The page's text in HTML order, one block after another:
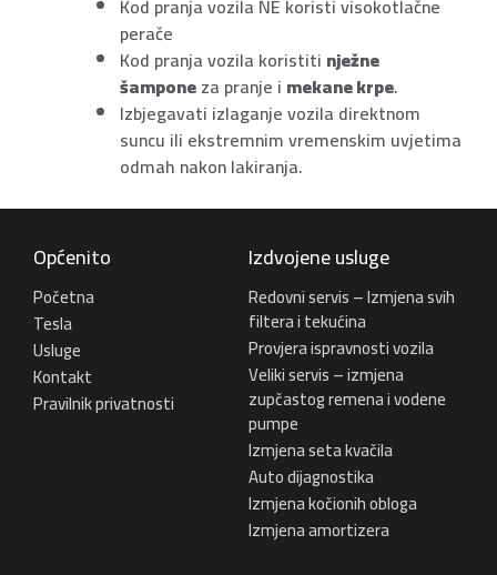
perače
Kod pranja vozila koristiti nježne
šamponeza pranje i mekane krpe.
Izbjegavati izlaganje vozila direktnom
suncu ili ekstremnim vremenskim uvjetima
odmah nakon lakiranja.
Općenito
Početna
Tesla
Usluge
Kontakt
Pravilnik privatnosti
Izdvojene usluge
Redovni servis – Izmjena svih
filtera i tekućina
Provjera ispravnosti vozila
Veliki servis – izmjena
zupčastog remena i vodene
pumpe
Izmjena seta kvačila
Auto dijagnostika
Izmjena kočionih obloga
Izmjena amortizera